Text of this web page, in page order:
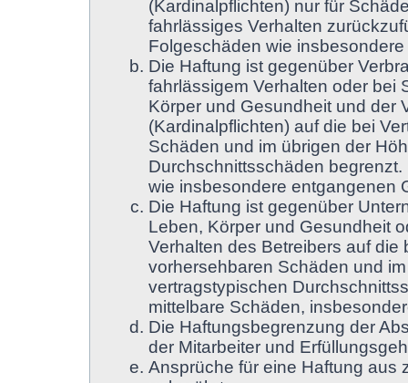
(Kardinalpflichten) nur für
fahrlässiges Verhalten
Folgeschäden wie
Die Haftung ist gegenüber
fahrlässigem Verhalten oder bei
Körper und Gesundheit und der
(Kardinalpflichten) auf die bei
Schäden und im übrigen der
Durchschnittsschäden
wie insbesondere entgangenen
Die Haftung ist gegenüber
Leben, Körper und Gesundheit
Verhalten des Betreibers auf
vorhersehbaren Schäden und
vertragstypischen
mittelbare Schäden,
Die Haftungsbegrenzung der
der Mitarbeiter und
Ansprüche für eine Haftung aus